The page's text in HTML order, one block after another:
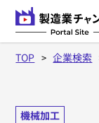
TOP 企業検索
機械加工